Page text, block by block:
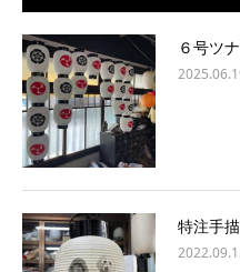
６号ツ
特注手